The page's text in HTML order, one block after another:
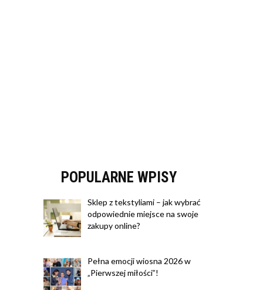
POPULARNE WPISY
Sklep z tekstyliami – jak wybrać
odpowiednie miejsce na swoje
zakupy online?
Pełna emocji wiosna 2026 w
„Pierwszej miłości”!